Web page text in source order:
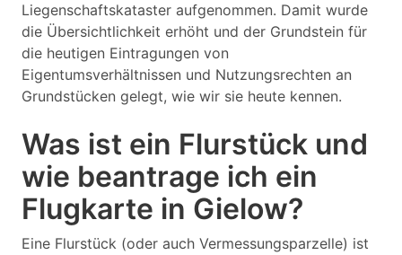
Liegenschaftskataster aufgenommen. Damit wurde
die Übersichtlichkeit erhöht und der Grundstein für
die heutigen Eintragungen von
Eigentumsverhältnissen und Nutzungsrechten an
Grundstücken gelegt, wie wir sie heute kennen.
Was ist ein Flurstück und
wie beantrage ich ein
Flugkarte in Gielow?
Eine Flurstück (oder auch Vermessungsparzelle) ist